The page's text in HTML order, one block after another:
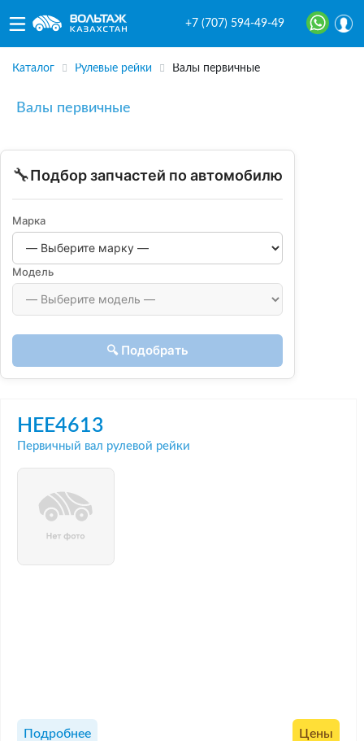
+7 (707) 594-49-49
Каталог Рулевые рейки Валы первичные
Валы первичные
🔧Подбор запчастей по автомобилю
Марка
Модель
🔍 Подобрать
HEE4613
Первичный вал рулевой рейки
Подробнее Цены